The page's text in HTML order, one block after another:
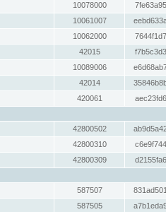
10078000
10061007
10062000
42015
10089006
42014
420061
42800502
42800310
42800309
587507
587505